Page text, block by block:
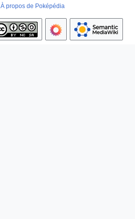
À propos de Poképédia